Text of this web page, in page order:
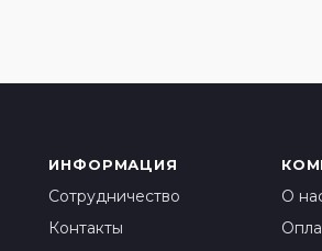
ИНФОРМАЦИЯ
Сотрудничество
Контакты
О